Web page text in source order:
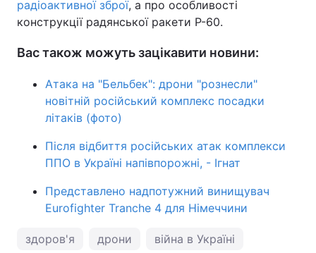
радіоактивної зброї, а про особливості
конструкції радянської ракети Р-60.
Вас також можуть зацікавити новини:
Атака на "Бельбек": дрони "рознесли"
новітній російський комплекс посадки
літаків (фото)
Після відбиття російських атак комплекси
ППО в Україні напівпорожні, - Ігнат
Представлено надпотужний винищувач
Eurofighter Tranche 4 для Німеччини
здоров'я дрони війна в Україні